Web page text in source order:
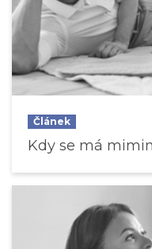
Článek
Kdy se má